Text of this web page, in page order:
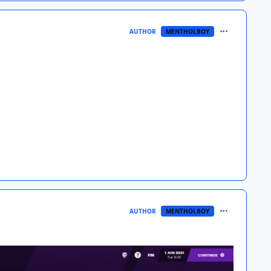
AUTHOR MENTHOLBOY
AUTHOR MENTHOLBOY